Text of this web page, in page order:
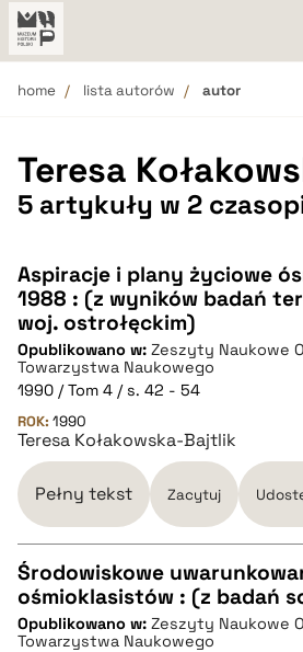
home lista autorów autor
Teresa
5 artykuły w 2
Aspiracje i plany życiowe
1988 : (z wyników badań
woj. ostrołęckim)
Opublikowano w: Zeszyty Naukowe
Towarzystwa Naukowego
1990 / Tom 4 / s. 42 - 54
ROK: 1990
Teresa Kołakowska-Bajtlik
Pełny tekst Zacytuj
CZYSTY TEKST
Środowiskowe
ośmioklasistów : (z badań
Opublikowano w: Zeszyty Naukowe
Towarzystwa Naukowego